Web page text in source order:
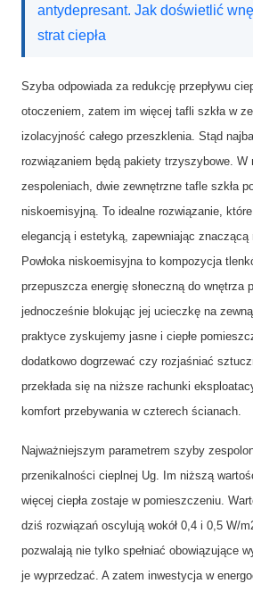
antydepresant. Jak doświetlić
strat ciepła
Szyba odpowiada za redukcję przepływu
otoczeniem, zatem im więcej tafli szkła w
izolacyjność całego przeszklenia. Stąd
rozwiązaniem będą pakiety trzyszybowe. W
zespoleniach, dwie zewnętrzne tafle szkła
niskoemisyjną. To idealne rozwiązanie,
elegancją i estetyką, zapewniając znaczącą
Powłoka niskoemisyjna to kompozycja
przepuszcza energię słoneczną do wnętrza
jednocześnie blokując jej ucieczkę na
praktyce zyskujemy jasne i ciepłe
dodatkowo dogrzewać czy rozjaśniać
przekłada się na niższe rachunki
komfort przebywania w czterech ścianach.
Najważniejszym parametrem szyby
przenikalności cieplnej Ug. Im niższą
więcej ciepła zostaje w pomieszczeniu.
dziś rozwiązań oscylują wokół 0,4 i 0,5 W/
pozwalają nie tylko spełniać obowiązujące
je wyprzedzać. A zatem inwestycja w